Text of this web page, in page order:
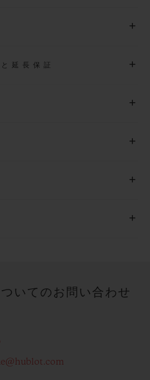
+
延長保証 +
を対象に、保証を +
+
+
れ、お客様の個人情報は確実に
+
いてのお問い合わせ